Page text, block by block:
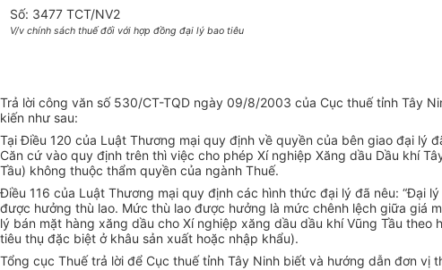
Số: 3477 TCT/NV2
V/v chính sách thuế đối với hợp đồng đại lý bao tiêu
Trả lời công văn số 530/CT-TQD ngày 09/8/2003 của Cục thuế tỉnh Tây
kiến như sau:
Tại Điều 120 của Luật Thương mại quy định về quyền của bên giao đại lý
Căn cứ vào quy định trên thì việc cho phép Xí nghiệp Xăng dầu Dầu khí
Tầu) không thuộc thẩm quyền của ngành Thuế.
Điều 116 của Luật Thương mại quy định các hình thức đại lý đã nêu: “Đại
được hưởng thù lao. Mức thù lao được hưởng là mức chênh lệch giữa giá
lý bán mặt hàng xăng dầu cho Xí nghiệp xăng dầu dầu khí Vũng Tầu
tiêu thụ đặc biệt ở khâu sản xuất hoặc nhập khẩu).
Tổng cục Thuế trả lời để Cục thuế tỉnh Tây Ninh biết và hướng dẫn đơn vị